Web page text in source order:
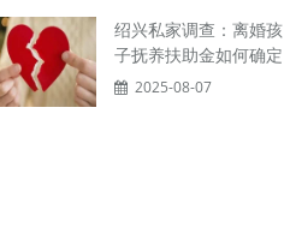
绍兴私家调查：离婚孩
子抚养扶助金如何确定
2025-08-07